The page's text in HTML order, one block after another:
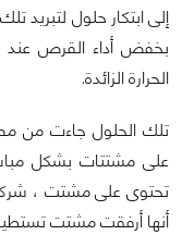
إلى ابتكار حلول لتبريد
بخفض أداء القرص عند
الحرارة الزائدة.
تلك الحلول جاءت من
على مشتتات بشكل
أنها أرفقت مشتت